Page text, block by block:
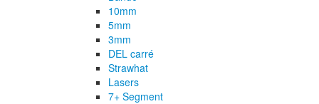
10mm
5mm
3mm
DEL carré
Strawhat
Lasers
7+ Segment